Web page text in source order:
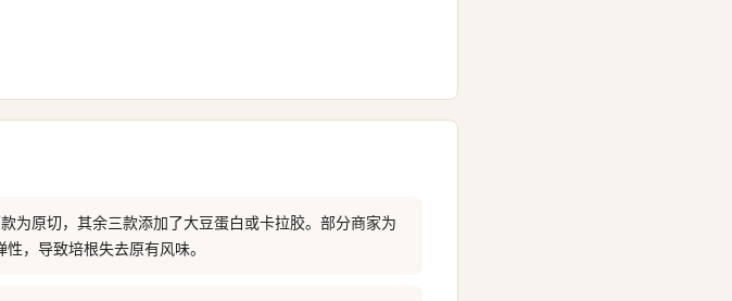
为原切，其余三款添加了大豆蛋白或卡拉胶。部分商家为
，导致培根失去原有风味。